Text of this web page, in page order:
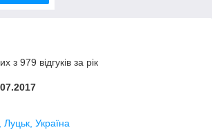
з 979 відгуків за рік
Луцьк, Україна